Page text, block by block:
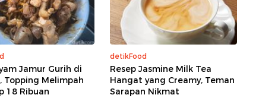
Jamur Gurih di
Topping Melimpah
18 Ribuan
detikFood
Resep Jasmine Milk Tea
Hangat yang Creamy, Teman
Sarapan Nikmat